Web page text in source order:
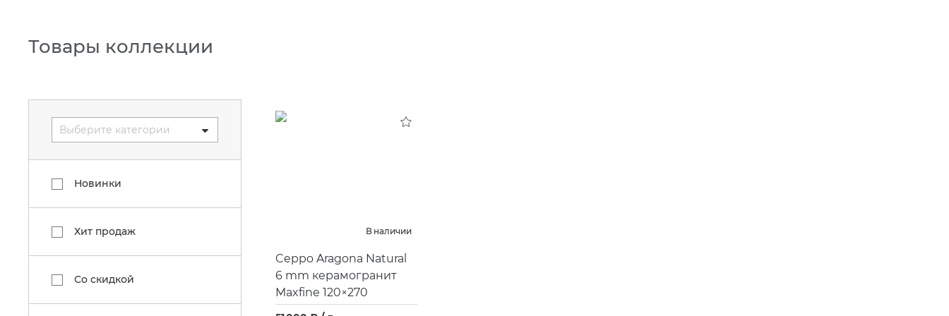
Товары коллекции
Выберите категории
Новинки
Хит продаж
Со скидкой
В наличии
Ceppo Aragona Natural
6 mm керамогранит
Maxfine 120×270